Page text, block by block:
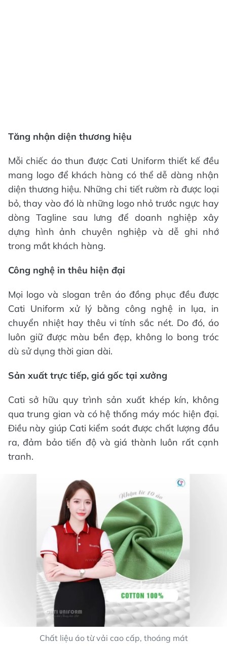
Tăng nhận diện thương hiệu
Mỗi chiếc áo thun được Cati Uniform thiết kế đều
mang logo để khách hàng có thể dễ dàng nhận
diện thương hiệu. Những chi tiết rườm rà được loại
bỏ, thay vào đó là những logo nhỏ trước ngực hay
dòng Tagline sau lưng để doanh nghiệp xây
dựng hình ảnh chuyên nghiệp và dễ ghi nhớ
trong mắt khách hàng.
Công nghệ in thêu hiện đại
Mọi logo và slogan trên áo đồng phục đều được
Cati Uniform xử lý bằng công nghệ in lụa, in
chuyển nhiệt hay thêu vi tính sắc nét. Do đó, áo
luôn giữ được màu bền đẹp, không lo bong tróc
dù sử dụng thời gian dài.
Sản xuất trực tiếp, giá gốc tại xưởng
Cati sở hữu quy trình sản xuất khép kín, không
qua trung gian và có hệ thống máy móc hiện đại.
Điều này giúp Cati kiểm soát được chất lượng đầu
ra, đảm bảo tiến độ và giá thành luôn rất cạnh
tranh.
Chất liệu áo từ vải cao cấp, thoáng mát